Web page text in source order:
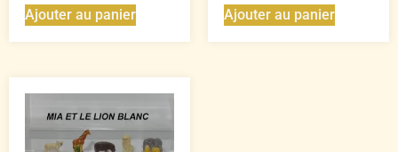
Ajouter au panier Ajouter au panier